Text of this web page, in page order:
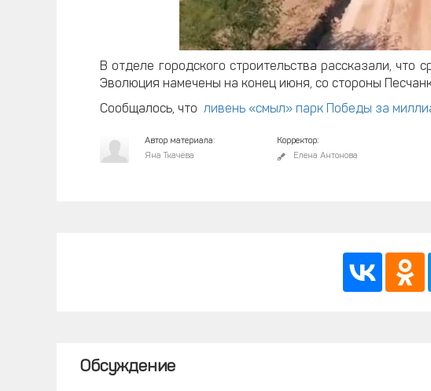
В отделе городского строительства рассказали, что
Эволюция намечены на конец июня, со стороны
Сообщалось, что ливень «смыл» парк Победы за
Автор материала:
Яна Ткачёва
Корректор:
Елена Антонова
Обсуждение